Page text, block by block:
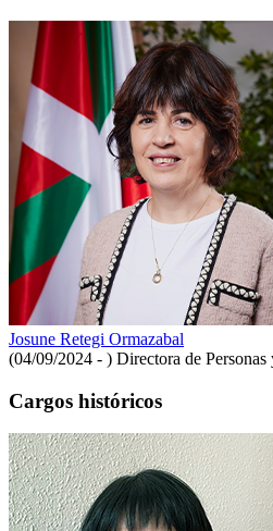
Josune Retegi Ormazabal
(04/09/2024 - ) Directora de Personas
Cargos históricos